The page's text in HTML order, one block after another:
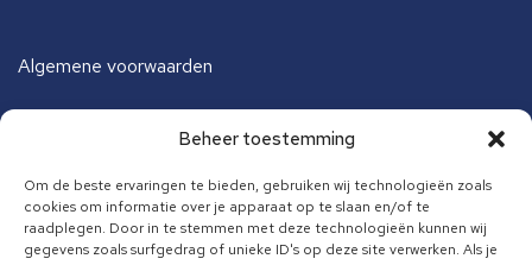
Beheer toestemming
Om de beste ervaringen te bieden, gebruiken wij technologieën zoals
cookies om informatie over je apparaat op te slaan en/of te
raadplegen. Door in te stemmen met deze technologieën kunnen wij
gegevens zoals surfgedrag of unieke ID's op deze site verwerken. Als je
Algemene voorwaarden